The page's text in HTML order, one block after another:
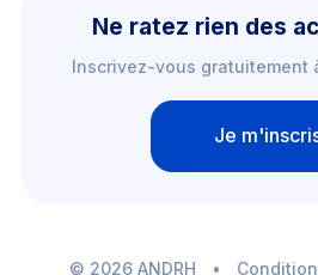
Ne ratez rien des
Inscrivez-vous gratuitement
Je
© 2026 ANDRH •